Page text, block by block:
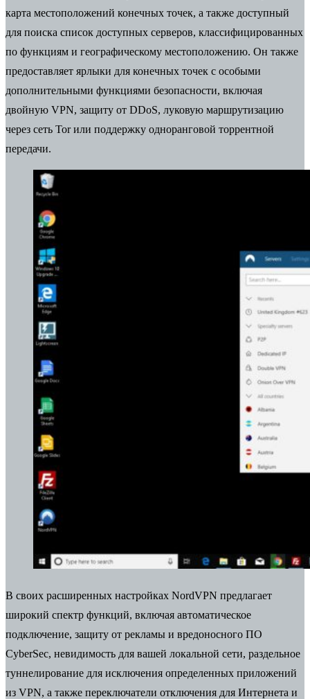
карта местоположений конечных точек, а также доступный
для поиска список доступных серверов, классифицированных
по функциям и географическому местоположению. Он также
предоставляет ярлыки для конечных точек с особыми
дополнительными функциями безопасности, включая
двойную VPN, защиту от DDoS, луковую маршрутизацию
через сеть Tor или поддержку одноранговой торрентной
передачи.
В своих расширенных настройках NordVPN предлагает
широкий спектр функций, включая автоматическое
подключение, защиту от рекламы и вредоносного ПО
CyberSec, невидимость для вашей локальной сети, раздельное
туннелирование для исключения определенных приложений
из VPN, а также переключатели отключения для Интернета и